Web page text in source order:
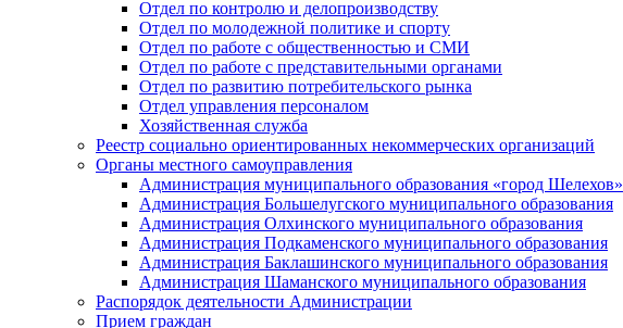
Отдел по контролю и делопроизводству
Отдел по молодежной политике и спорту
Отдел по работе с общественностью и СМИ
Отдел по работе с представительными органами
Отдел по развитию потребительского рынка
Отдел управления персоналом
Хозяйственная служба
Реестр социально ориентированных некоммерческих организаций
Органы местного самоуправления
Администрация муниципального образования «город Шелехов»
Администрация Большелугского муниципального образования
Администрация Олхинского муниципального образования
Администрация Подкаменского муниципального образования
Администрация Баклашинского муниципального образования
Администрация Шаманского муниципального образования
Распорядок деятельности Администрации
Прием граждан